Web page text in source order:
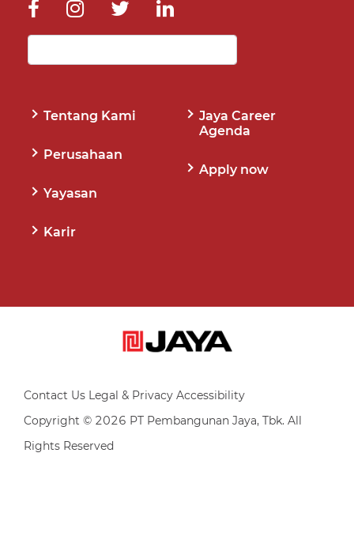
Tentang Kami
Perusahaan
Yayasan
Karir
Jaya Career
Agenda
Apply now
Contact Us Legal & Privacy Accessibility
Copyright © 2026 PT Pembangunan Jaya, Tbk. All
Rights Reserved